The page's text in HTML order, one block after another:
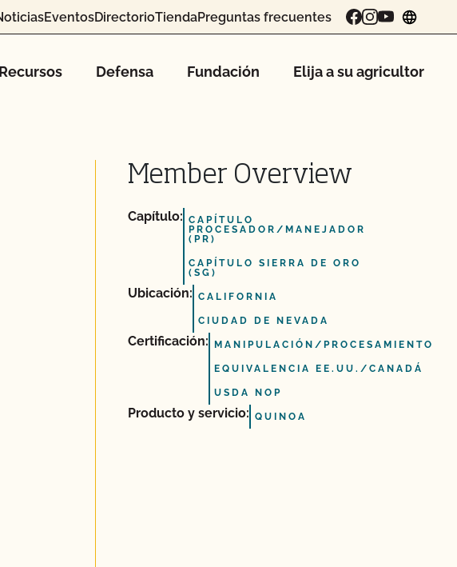
EventosDirectorioTiendaPreguntas frecuentes
Recursos Defensa Fundación Elija a su agricultor
Member Overview
Capítulo: CAPÍTULO
PROCESADOR/MANEJADOR
(PR)
CAPÍTULO SIERRA DE ORO
(SG)
Ubicación: CALIFORNIA
CIUDAD DE NEVADA
Certificación: MANIPULACIÓN/PROCESAMIENTO
EQUIVALENCIA EE.UU./CANADÁ
USDA NOP
Producto y servicio: QUINOA